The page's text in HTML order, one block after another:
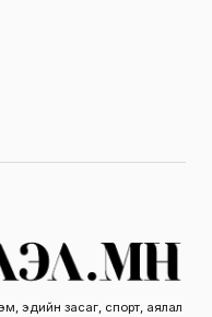
эдийн засаг, спорт, аялал